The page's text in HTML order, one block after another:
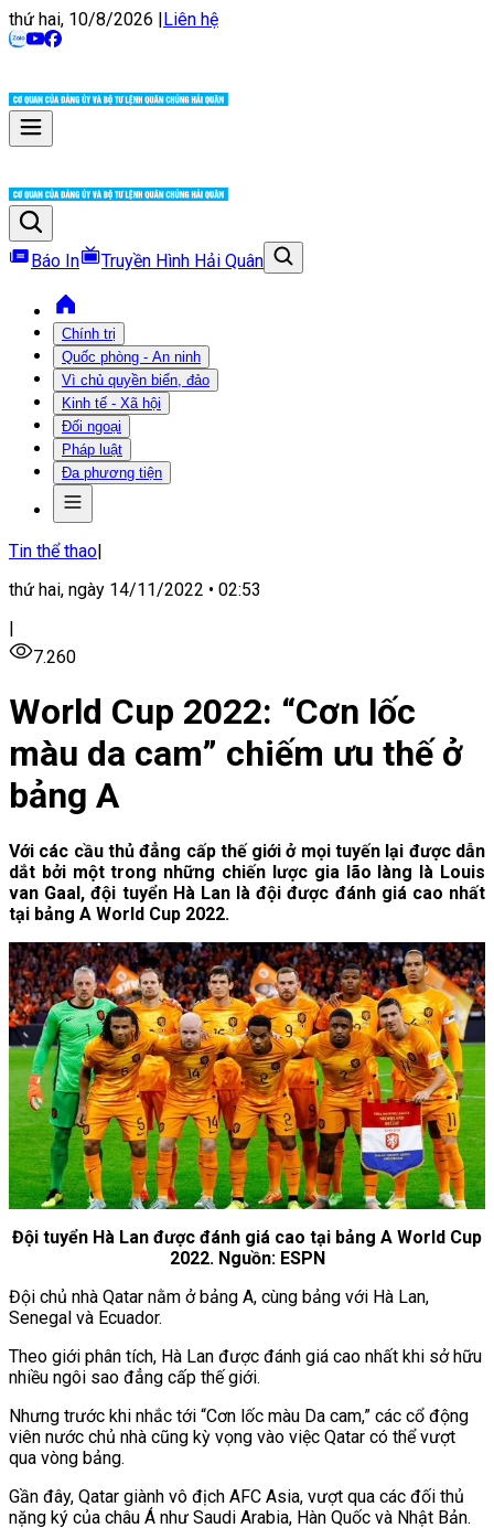
thứ hai, 10/8/2026 |Liên hệ
Báo In Truyền Hình Hải Quân
Chính trị
Quốc phòng - An ninh
Vì chủ quyền biển, đảo
Kinh tế - Xã hội
Đối ngoại
Pháp luật
Đa phương tiện
Tin thể thao|
thứ hai, ngày 14/11/2022 • 02:53
|
7.260
World Cup 2022: “Cơn lốc
màu da cam” chiếm ưu thế ở
bảng A
Với các cầu thủ đẳng cấp thế giới ở mọi tuyến lại được dẫn
dắt bởi một trong những chiến lược gia lão làng là Louis
van Gaal, đội tuyển Hà Lan là đội được đánh giá cao nhất
tại bảng A World Cup 2022.
Đội tuyển Hà Lan được đánh giá cao tại bảng A World Cup
2022. Nguồn: ESPN
Đội chủ nhà Qatar nằm ở bảng A, cùng bảng với Hà Lan,
Senegal và Ecuador.
Theo giới phân tích, Hà Lan được đánh giá cao nhất khi sở hữu
nhiều ngôi sao đẳng cấp thế giới.
Nhưng trước khi nhắc tới “Cơn lốc màu Da cam,” các cổ động
viên nước chủ nhà cũng kỳ vọng vào việc Qatar có thể vượt
qua vòng bảng.
Gần đây, Qatar giành vô địch AFC Asia, vượt qua các đối thủ
nặng k‎ý của châu Á như Saudi Arabia, Hàn Quốc và Nhật Bản.